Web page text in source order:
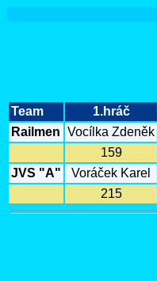
Team 1.hráč
Railmen Vocílka Zdeněk
159
JVS "A"
Voráček Karel
215